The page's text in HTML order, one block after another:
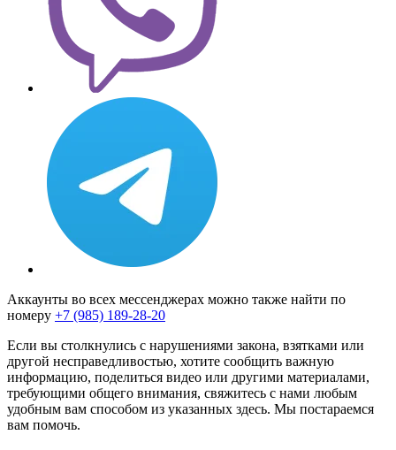
Аккаунты во всех мессенджерах можно также найти по
номеру +7 (985) 189-28-20
Если вы столкнулись с нарушениями закона, взятками или
другой несправедливостью, хотите сообщить важную
информацию, поделиться видео или другими материалами,
требующими общего внимания, свяжитесь с нами любым
удобным вам способом из указанных здесь. Мы постараемся
вам помочь.